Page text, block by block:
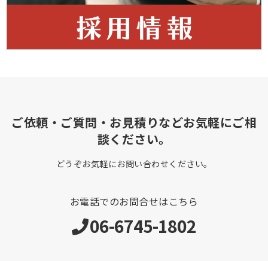
ご依頼・ご質問・お見積りなどお気軽にご相
談ください。
どうぞお気軽にお問い合わせください。
お電話でのお問合せはこちら
06-6745-1802